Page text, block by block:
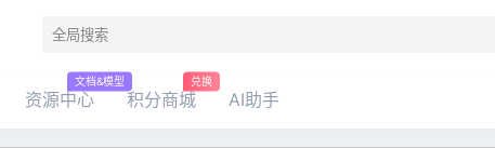
资源中心
文档&模型
积分商城
兑换
AI助手